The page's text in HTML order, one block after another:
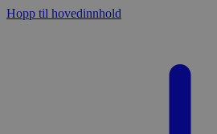
Hopp til hovedinnhold